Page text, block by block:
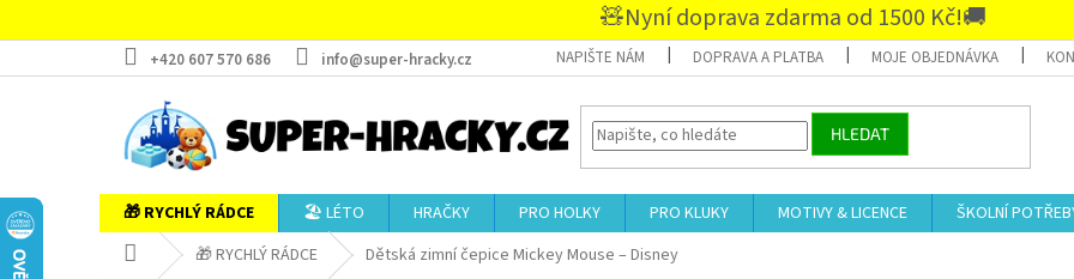
🧸Nyní doprava zdarma od 1500 Kč!🚚
+420 607 570 686 info@super-hracky.cz NAPIŠTE NÁM DOPRAVA A PLATBA MOJE OBJEDNÁVKA
HLEDAT
🎁 RYCHLÝ RÁDCE 🏖️ LÉTO HRAČKY PRO HOLKY PRO KLUKY MOTIVY & LICENCE ŠKOLNÍ
Domů 🎁 RYCHLÝ RÁDCE Dětská zimní čepice Mickey Mouse – Disney